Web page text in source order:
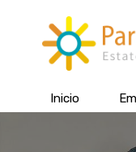
Inicio